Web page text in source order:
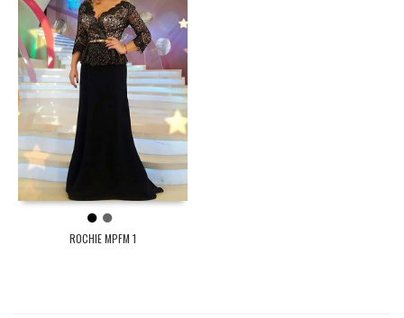
1 2
ROCHIE MPFM 1